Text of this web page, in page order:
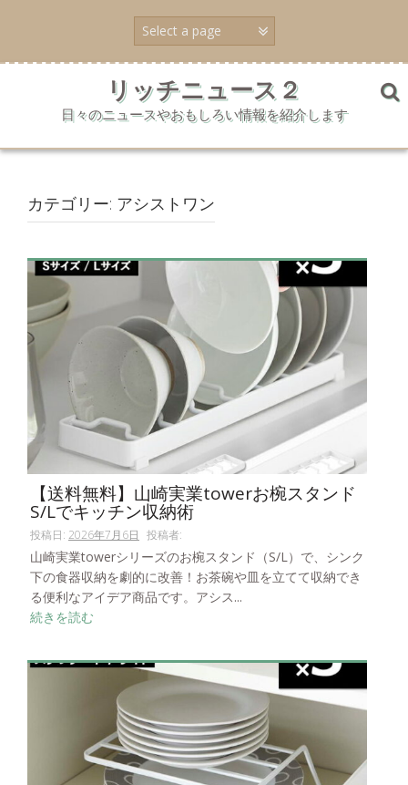
ン
ッ
リッチニュース２
日々のニュースやおもしろい情報を紹介します
カテゴリー: アシストワン
【送料無料】山崎実業towerお椀スタンド
S/Lでキッチン収納術
投稿日: 2026年7月6日 投稿者:
山崎実業towerシリーズのお椀スタンド（S/L）で、シンク
下の食器収納を劇的に改善！お茶碗や皿を立てて収納でき
る便利なアイデア商品です。アシス...
続きを読む